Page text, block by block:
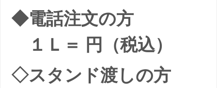
◆電話注文の方
１Ｌ＝ 円（税込）
◇スタンド渡しの方